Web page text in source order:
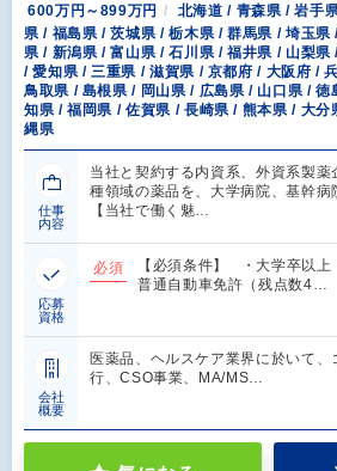
600万円～899万円
北海道 / 青森県 / 岩手
県 / 福島県 / 茨城県 / 栃木県 / 群馬県 / 埼玉県
県 / 新潟県 / 富山県 / 石川県 / 福井県 / 山梨
/ 愛知県 / 三重県 / 滋賀県 / 京都府 / 大阪府 /
鳥取県 / 島根県 / 岡山県 / 広島県 / 山口県 /
知県 / 福岡県 / 佐賀県 / 長崎県 / 熊本県 / 大
縄県
仕事
内容
当社と契約する内資系、外資系製
種領域の薬品を、大学病院、基幹病
【当社で働く魅…
応募
資格
必須
【必須条件】 ‎ ‎ ・大学卒以
普通自動車免許（残点数4…
会社
概要
医薬品、ヘルスケア業界に於いて
行、CSO事業、MA/MS…